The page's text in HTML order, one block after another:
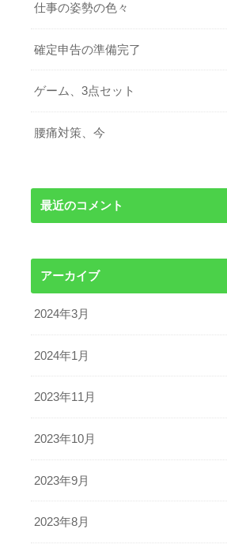
仕事の姿勢の色々
確定申告の準備完了
ゲーム、3点セット
腰痛対策、今
最近のコメント
アーカイブ
2024年3月
2024年1月
2023年11月
2023年10月
2023年9月
2023年8月